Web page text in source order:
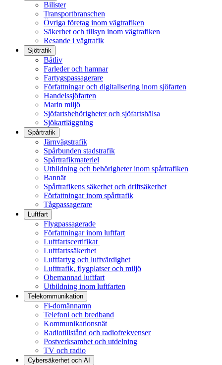
Bilister
Transportbranschen
Övriga företag inom vägtrafiken
Säkerhet och tillsyn inom vägtrafiken
Resande i vägtrafik
Sjötrafik
Båtliv
Farleder och hamnar
Fartygspassagerare
Författningar och digitalisering inom sjöfarten
Handelssjöfarten
Marin miljö
Sjöfartsbehörigheter och sjöfartshälsa
Sjökartläggning
Spårtrafik
Järnvägstrafik
Spårbunden stadstrafik
Spårtrafikmateriel
Utbildning och behörigheter inom spårtrafiken
Bannät
Spårtrafikens säkerhet och driftsäkerhet
Författningar inom spårtrafik
Tågpassagerare
Luftfart
Flygpassagerade
Författningar inom luftfart
Luftfartscertifikat
Luftfartssäkerhet
Luftfartyg och luftvärdighet
Lufttrafik, flygplatser och miljö
Obemannad luftfart
Utbildning inom luftfarten
Telekommunikation
Fi-domännamn
Telefoni och bredband
Kommunikationsnät
Radiotillstånd och radiofrekvenser
Postverksamhet och utdelning
TV och radio
Cybersäkerhet och AI